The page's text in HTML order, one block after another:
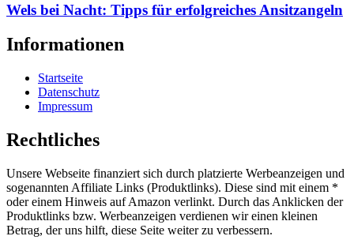
Wels bei Nacht: Tipps für erfolgreiches Ansitzangeln
Informationen
Startseite
Datenschutz
Impressum
Rechtliches
Unsere Webseite finanziert sich durch platzierte Werbeanzeigen und
sogenannten Affiliate Links (Produktlinks). Diese sind mit einem *
oder einem Hinweis auf Amazon verlinkt. Durch das Anklicken der
Produktlinks bzw. Werbeanzeigen verdienen wir einen kleinen
Betrag, der uns hilft, diese Seite weiter zu verbessern.